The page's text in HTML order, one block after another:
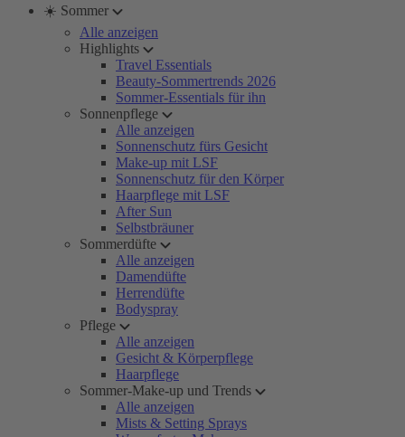
☀️ Sommer
Alle anzeigen
Highlights
Travel Essentials
Beauty-Sommertrends 2026
Sommer-Essentials für ihn
Sonnenpflege
Alle anzeigen
Sonnenschutz fürs Gesicht
Make-up mit LSF
Sonnenschutz für den Körper
Haarpflege mit LSF
After Sun
Selbstbräuner
Sommerdüfte
Alle anzeigen
Damendüfte
Herrendüfte
Bodyspray
Pflege
Alle anzeigen
Gesicht & Körperpflege
Haarpflege
Sommer-Make-up und Trends
Alle anzeigen
Mists & Setting Sprays